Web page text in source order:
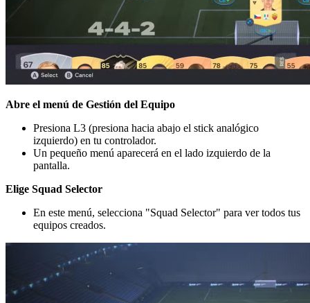
Abre el menú de Gestión del Equipo
Presiona L3 (presiona hacia abajo el stick analógico
izquierdo) en tu controlador.
Un pequeño menú aparecerá en el lado izquierdo de la
pantalla.
Elige Squad Selector
En este menú, selecciona "Squad Selector" para ver todos tus
equipos creados.